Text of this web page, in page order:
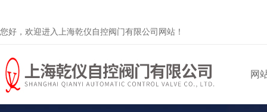
您好，欢迎进入上海乾仪自控阀门有限公司网站！
网